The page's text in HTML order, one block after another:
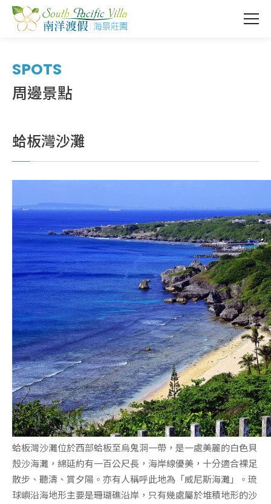
SPOTS
周邊景點
蛤板灣沙灘
蛤板灣沙灘位於西部蛤板至烏鬼洞一帶，是一處美麗的白色貝
殼沙海灘，綿延約有一百公尺長，海岸線優美，十分適合裸足
散步、聽濤、賞夕陽。亦有人稱呼此地為「威尼斯海灘」。琉
球嶼沿海地形主要是珊瑚礁沿岸，只有幾處屬於堆積地形的沙